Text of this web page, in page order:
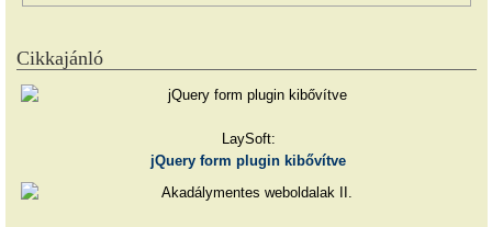
Cikkajánló
LaySoft:
jQuery form plugin kibővítve